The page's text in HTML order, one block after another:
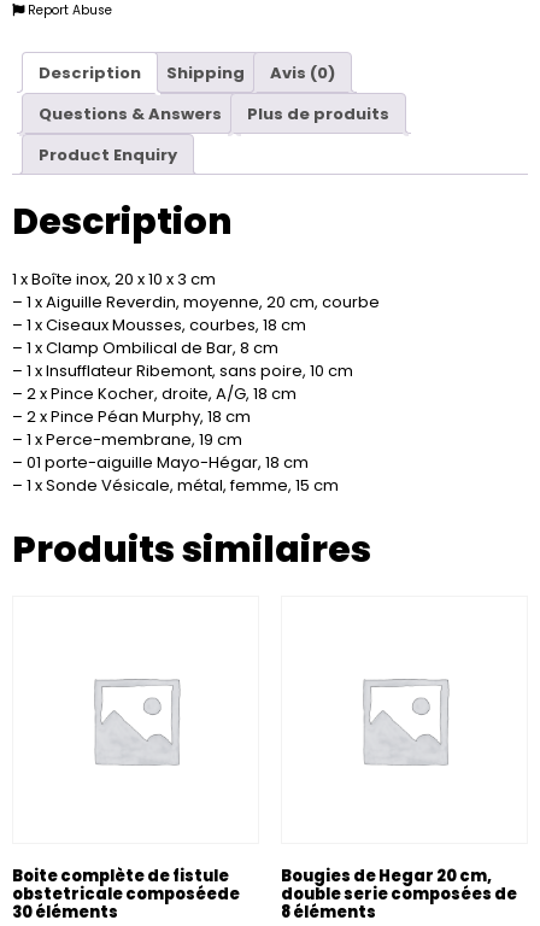
Report Abuse
Description Shipping
Avis (0)
Questions & Answers
Plus de produits
Product Enquiry
Description
1 x Boîte inox, 20 x 10 x 3 cm
– 1 x Aiguille Reverdin, moyenne, 20 cm, courbe
– 1 x Ciseaux Mousses, courbes, 18 cm
– 1 x Clamp Ombilical de Bar, 8 cm
– 1 x Insufflateur Ribemont, sans poire, 10 cm
– 2 x Pince Kocher, droite, A/G, 18 cm
– 2 x Pince Péan Murphy, 18 cm
– 1 x Perce-membrane, 19 cm
– 01 porte-aiguille Mayo-Hégar, 18 cm
– 1 x Sonde Vésicale, métal, femme, 15 cm
Produits similaires
Boite complète de fistule
obstetricale composéede
30 éléments
Bougies de Hegar 20 cm,
double serie composées de
8 éléments